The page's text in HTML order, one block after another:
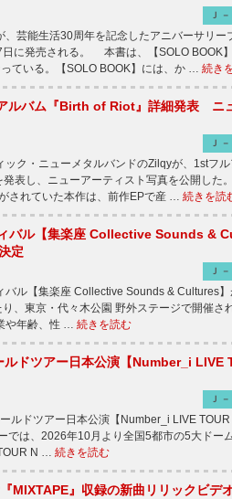
Ｊ
芸能生活30周年を記念したアニバーサリー
に発売される。 本書は、【SOLO BOOK】
ている。【SOLO BOOK】には、か … 続き
ルバム『Birth of Riot』詳細発表 ニ
Ｊ
ク・ニューメタルバンドのZilqyが、1stフ
発表し、ニューアーティスト写真を公開し
されていた本作は、前作EPで産 … 続きを読
バル【集楽座 Collective Sounds &
定
Ｊ
ル【集楽座 Collective Sounds & Cultures】
、東京・代々木公園 野外ステージで開催
や年齢、性 … 続きを読む
ドツアー日本公演【Number_i LIVE
Ｊ
ルドツアー日本公演【Number_i LIVE TOUR
は、2026年10月より全国5都市の5大ドー
N … 続きを読む
MIXTAPE』収録の新曲リリックビデ